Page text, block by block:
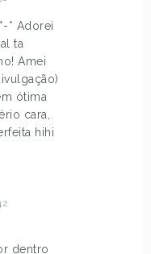
* Adorei
ta
Amei
ótima
cara,
hihi
dentro